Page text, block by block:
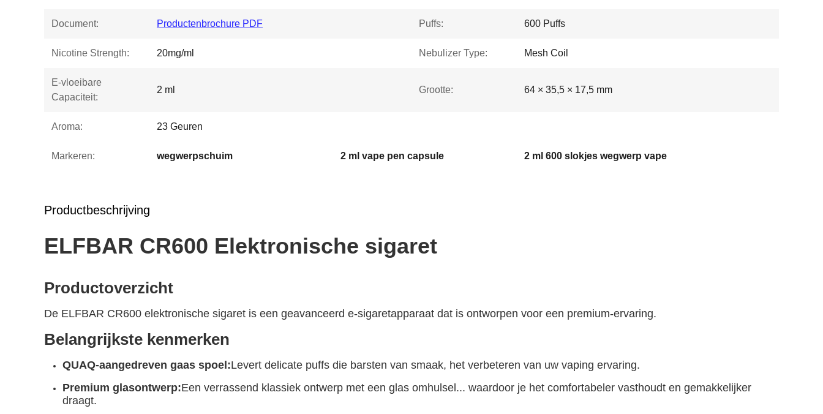
Document: Productenbrochure PDF Puffs: 600 Puffs
Nicotine Strength: 20mg/ml Nebulizer Type: Mesh Coil
E-vloeibare
Capaciteit:
2 ml Grootte: 64 × 35,5 × 17,5 mm
Aroma: 23 Geuren
Markeren: wegwerpschuim 2 ml vape pen capsule 2 ml 600 slokjes wegwerp vape
Productbeschrijving
ELFBAR CR600 Elektronische sigaret
Productoverzicht
De ELFBAR CR600 elektronische sigaret is een geavanceerd e-sigaretapparaat dat is ontworpen voor een premium-ervaring.
Belangrijkste kenmerken
QUAQ-aangedreven gaas spoel :Levert delicate puffs die barsten van smaak, het verbeteren van uw vaping ervaring.
Premium glasontwerp:Een verrassend klassiek ontwerp met een glas omhulsel... waardoor je het comfortabeler vasthoudt en gemakkelijker
draagt.